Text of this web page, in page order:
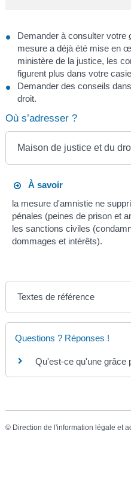
Demander à consulter votre
mesure a déjà été mise en
ministère de la justice, les
figurent plus dans votre
Demander des conseils
droit.
Où s’adresser ?
Maison de justice et du
À savoir
la mesure d'amnistie ne
pénales (peines de prison et
les sanctions civiles
dommages et intérêts).
Textes de référence
Questions ? Réponses !
Qu'est-ce qu'une grâce
© Direction de l'information légale et